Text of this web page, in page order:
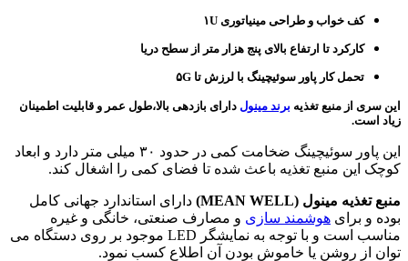
کف خواب و طراحی مینیاتوری ۱U
کارکرد تا ارتفاع بالای پنج هزار متر از سطح دریا
تحمل کار پاور سوئیچینگ با لرزش تا ۵G
این سری از منبع تغذیه برند مینول دارای بازدهی بالا،طول عمر و قابلیت اطمینان
زیاد است.
این پاور سوئیچینگ ضخامت کمی در حدود ۳۰ میلی متر دارد و ابعاد
کوچک این منبع تغذیه باعث شده تا فضای کمی را اشغال کند.
منبع تغذیه مینول (MEAN WELL)
دارای استاندارد جهانی کامل
بوده و برای هوشمند سازی و مصارف صنعتی، خانگی و غیره
مناسب است و با توجه به نمایشگر LED موجود بر روی دستگاه می
توان از روشن یا خاموش بودن آن اطلاع کسب نمود.